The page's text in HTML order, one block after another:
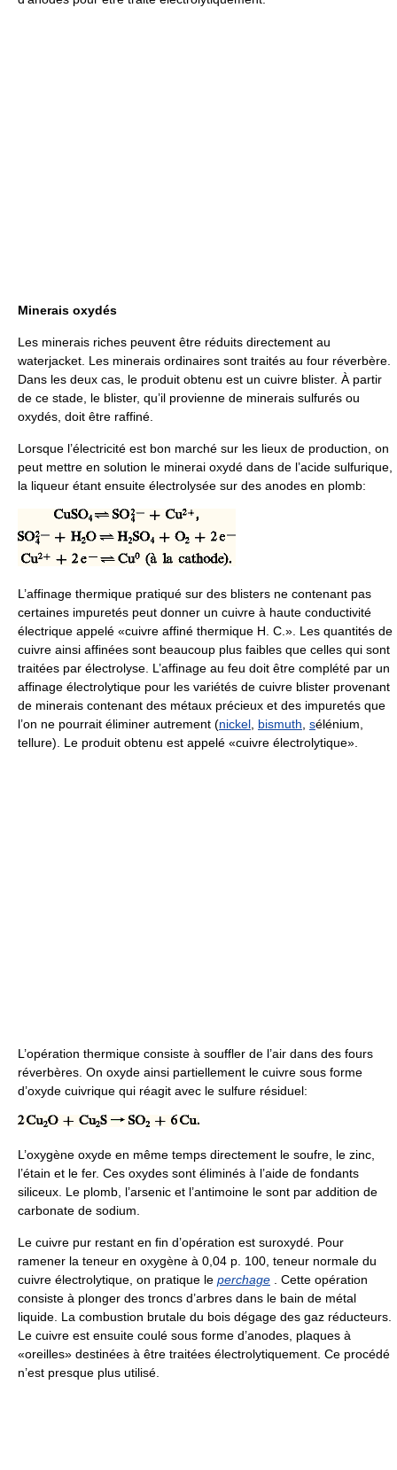
Minerais oxydés
Les minerais riches peuvent être réduits directement au
waterjacket. Les minerais ordinaires sont traités au four réverbère.
Dans les deux cas, le produit obtenu est un cuivre blister. À partir
de ce stade, le blister, qu’il provienne de minerais sulfurés ou
oxydés, doit être raffiné.
Lorsque l’électricité est bon marché sur les lieux de production, on
peut mettre en solution le minerai oxydé dans de l’acide sulfurique,
la liqueur étant ensuite électrolysée sur des anodes en plomb:
L’affinage thermique pratiqué sur des blisters ne contenant pas
certaines impuretés peut donner un cuivre à haute conductivité
électrique appelé «cuivre affiné thermique H. C.». Les quantités de
cuivre ainsi affinées sont beaucoup plus faibles que celles qui sont
traitées par électrolyse. L’affinage au feu doit être complété par un
affinage électrolytique pour les variétés de cuivre blister provenant
de minerais contenant des métaux précieux et des impuretés que
l’on ne pourrait éliminer autrement (nickel bismuth sélénium,
tellure). Le produit obtenu est appelé «cuivre électrolytique».
L’opération thermique consiste à souffler de l’air dans des fours
réverbères. On oxyde ainsi partiellement le cuivre sous forme
d’oxyde cuivrique qui réagit avec le sulfure résiduel:
L’oxygène oxyde en même temps directement le soufre, le zinc,
l’étain et le fer. Ces oxydes sont éliminés à l’aide de fondants
siliceux. Le plomb, l’arsenic et l’antimoine le sont par addition de
carbonate de sodium.
Le cuivre pur restant en fin d’opération est suroxydé. Pour
ramener la teneur en oxygène à 0,04 p. 100, teneur normale du
cuivre électrolytique, on pratique le perchage . Cette opération
consiste à plonger des troncs d’arbres dans le bain de métal
liquide. La combustion brutale du bois dégage des gaz réducteurs.
Le cuivre est ensuite coulé sous forme d’anodes, plaques à
«oreilles» destinées à être traitées électrolytiquement. Ce procédé
n’est presque plus utilisé.